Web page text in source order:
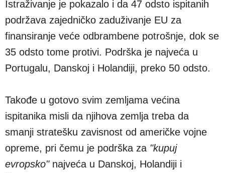
Istraživanje je pokazalo i da 47 odsto ispitanih
podržava zajedničko zaduživanje EU za
finansiranje veće odbrambene potrošnje, dok se
35 odsto tome protivi. Podrška je najveća u
Portugalu, Danskoj i Holandiji, preko 50 odsto.
Takođe u gotovo svim zemljama većina
ispitanika misli da njihova zemlja treba da
smanji stratešku zavisnost od američke vojne
opreme, pri čemu je podrška za "kupuj
evropsko"najveća u Danskoj, Holandiji i